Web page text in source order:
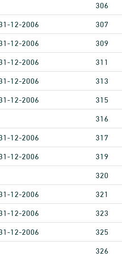
306
12-2006 307
12-2006 309
12-2006 311
12-2006 313
12-2006 315
316
12-2006 317
12-2006 319
320
12-2006 321
12-2006 323
12-2006 325
326